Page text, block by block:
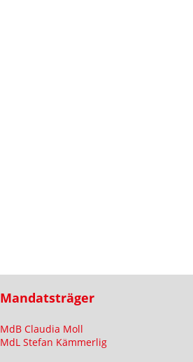
Mandatsträger
MdB Claudia Moll
MdL Stefan Kämmerlig